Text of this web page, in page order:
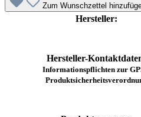
Zum Wunschzettel
Hersteller:
Hersteller-
Informationspflichten zur